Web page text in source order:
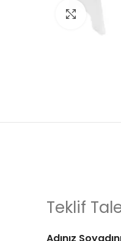
Click to
Teklif